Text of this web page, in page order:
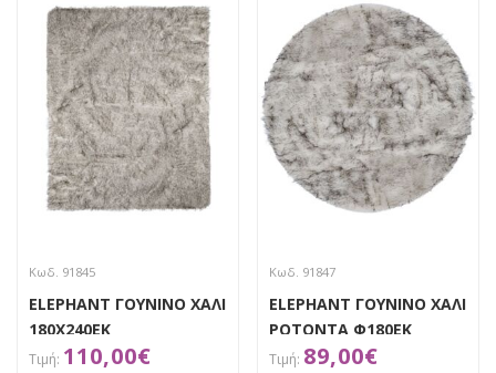
Κωδ. 91845
ELEPHANT ΓΟΥΝΙΝΟ ΧΑΛΙ
180Χ240ΕΚ
110,00€
Κωδ. 91847
ELEPHANT ΓΟΥΝΙΝΟ ΧΑΛΙ
ΡΟΤΟΝΤΑ Φ180ΕΚ
89,00€